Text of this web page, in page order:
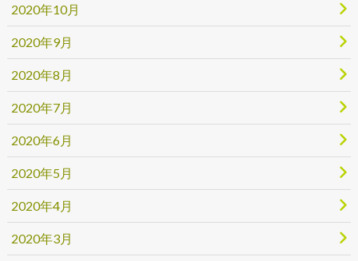
2020年10月
2020年9月
2020年8月
2020年7月
2020年6月
2020年5月
2020年4月
2020年3月